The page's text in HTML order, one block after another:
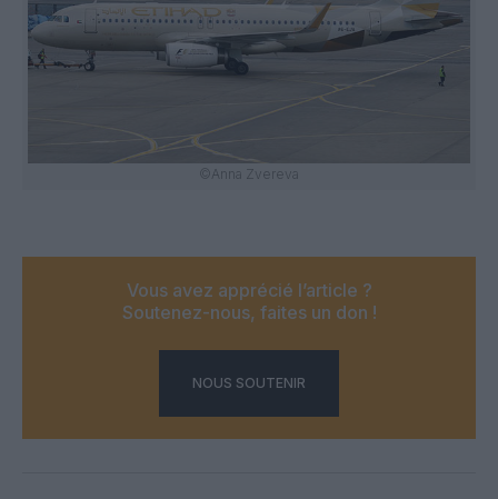
©Anna Zvereva
Vous avez apprécié l’article ?
Soutenez-nous, faites un don !
NOUS SOUTENIR